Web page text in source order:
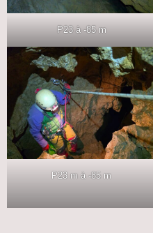
P23 à -85 m
P23 m à -85 m